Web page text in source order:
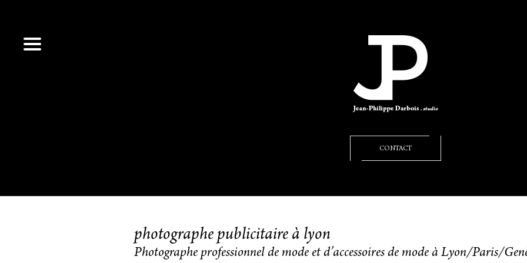
CONTACT
photographe publicitaire à lyon
Photographe professionnel de mode et d’accessoires de mode à Lyon/Paris/